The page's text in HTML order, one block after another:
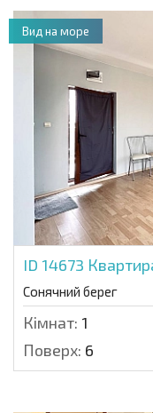
ID 14673
Сонячний берег
Кімнат: 1
Поверх: 6
Вид на море